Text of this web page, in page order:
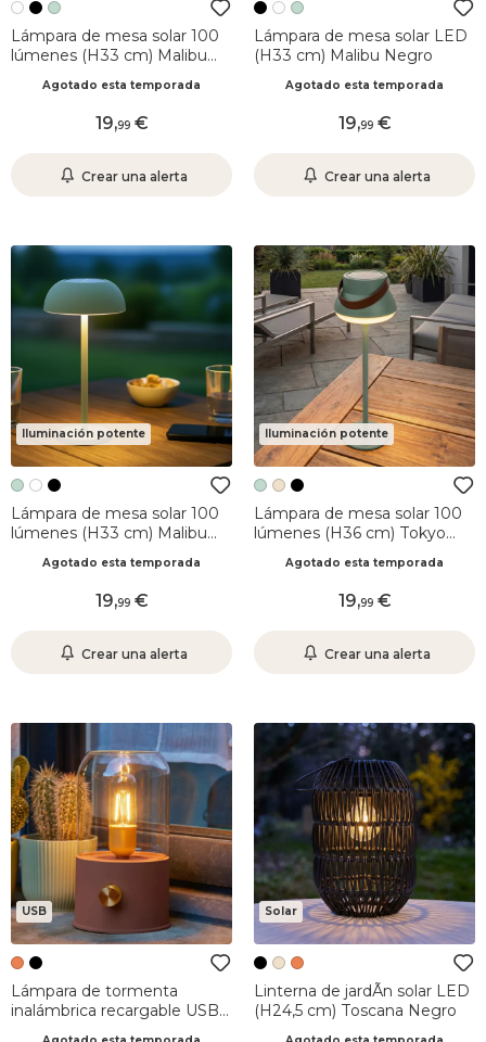
Lámpara de mesa solar 100
lúmenes (H33 cm) Malibu
Agotado esta temporada
19,99
Crear una alerta
Lámpara de mesa solar LED
(H33 cm) Malibu Negro
Agotado esta temporada
19,99
Crear una alerta
Iluminación potente
Lámpara de mesa solar 100
lúmenes (H33 cm) Malibu
Agotado esta temporada
19,99
Crear una alerta
Iluminación potente
Lámpara de mesa solar 100
lúmenes (H36 cm) Tokyo
Agotado esta temporada
19,99
Crear una alerta
USB
Lámpara de tormenta
inalámbrica recargable USB
Solar
Linterna de jardÃ­n solar LED
(H24,5 cm) Toscana Negro